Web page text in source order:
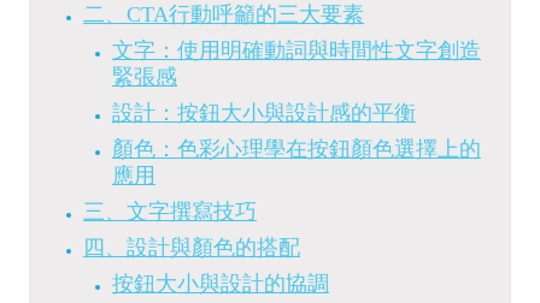
二、CTA行動呼籲的三大要素
文字：使用明確動詞與時間性文字創造
緊張感
設計：按鈕大小與設計感的平衡
顏色：色彩心理學在按鈕顏色選擇上的
應用
三、文字撰寫技巧
四、設計與顏色的搭配
按鈕大小與設計的協調